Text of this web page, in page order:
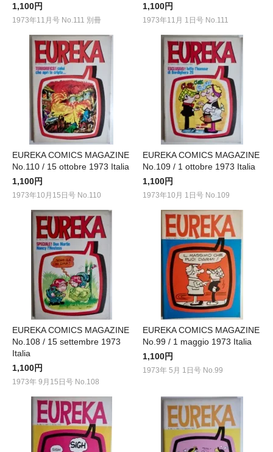
1,100円
1973年11月号 No.111 別冊
1,100円
1973年11月 1日号 No.111
EUREKA COMICS MAGAZINE
No.110 / 15 ottobre 1973 Italia
1,100円
1973年10月15日号 No.110
EUREKA COMICS MAGAZINE
No.109 / 1 ottobre 1973 Italia
1,100円
1973年10月 1日号 No.109
EUREKA COMICS MAGAZINE
No.108 / 15 settembre 1973
Italia
1,100円
1973年 9月15日号 No.108
EUREKA COMICS MAGAZINE
No.99 / 1 maggio 1973 Italia
1,100円
1973年 5月 1日号 No.99